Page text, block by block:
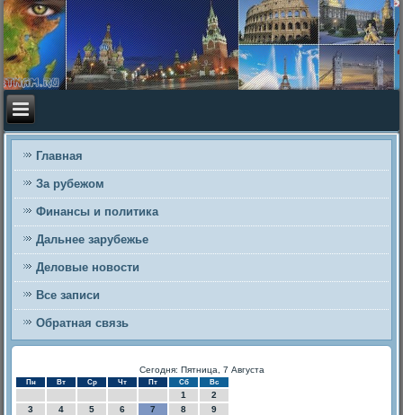
Главная
За рубежом
Финансы и политика
Дальнее зарубежье
Деловые новости
Все записи
Обратная связь
Сегодня: Пятница, 7 Августа
Пн Вт Ср Чт Пт Сб Вс
1
2
3
4 5 6 7 8
9